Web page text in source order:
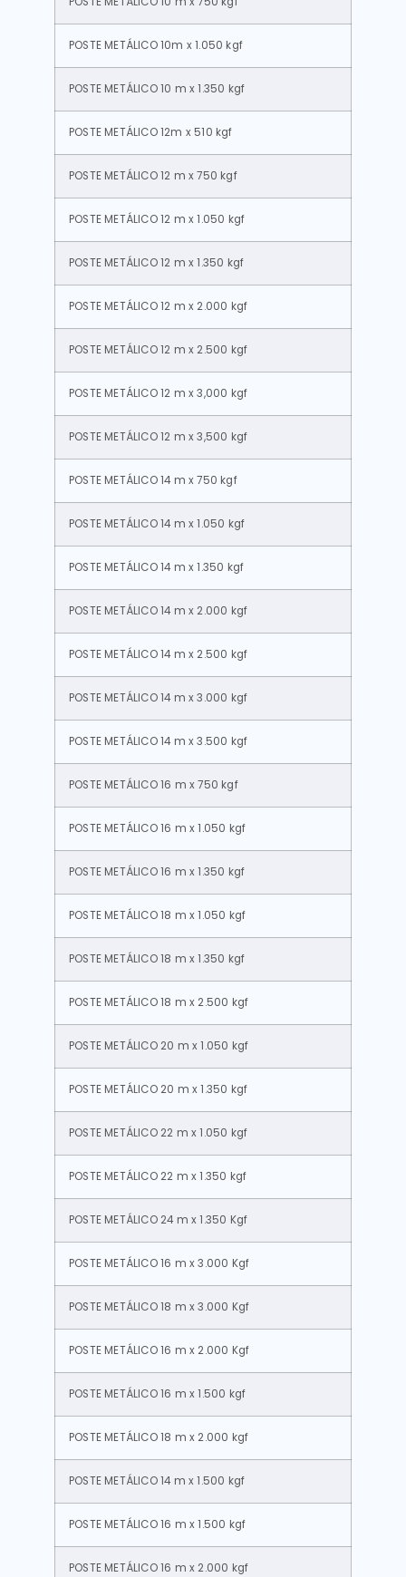
POSTE METÁLICO 10m x 1.050 kgf
POSTE METÁLICO 10 m x 1.350 kgf
POSTE METÁLICO 12m x 510 kgf
POSTE METÁLICO 12 m x 750 kgf
POSTE METÁLICO 12 m x 1.050 kgf
POSTE METÁLICO 12 m x 1.350 kgf
POSTE METÁLICO 12 m x 2.000 kgf
POSTE METÁLICO 12 m x 2.500 kgf
POSTE METÁLICO 12 m x 3,000 kgf
POSTE METÁLICO 12 m x 3,500 kgf
POSTE METÁLICO 14 m x 750 kgf
POSTE METÁLICO 14 m x 1.050 kgf
POSTE METÁLICO 14 m x 1.350 kgf
POSTE METÁLICO 14 m x 2.000 kgf
POSTE METÁLICO 14 m x 2.500 kgf
POSTE METÁLICO 14 m x 3.000 kgf
POSTE METÁLICO 14 m x 3.500 kgf
POSTE METÁLICO 16 m x 750 kgf
POSTE METÁLICO 16 m x 1.050 kgf
POSTE METÁLICO 16 m x 1.350 kgf
POSTE METÁLICO 18 m x 1.050 kgf
POSTE METÁLICO 18 m x 1.350 kgf
POSTE METÁLICO 18 m x 2.500 kgf
POSTE METÁLICO 20 m x 1.050 kgf
POSTE METÁLICO 20 m x 1.350 kgf
POSTE METÁLICO 22 m x 1.050 kgf
POSTE METÁLICO 22 m x 1.350 kgf
POSTE METÁLICO 24 m x 1.350 Kgf
POSTE METÁLICO 16 m x 3.000 Kgf
POSTE METÁLICO 18 m x 3.000 Kgf
POSTE METÁLICO 16 m x 2.000 Kgf
POSTE METÁLICO 16 m x 1.500 kgf
POSTE METÁLICO 18 m x 2.000 kgf
POSTE METÁLICO 14 m x 1.500 kgf
POSTE METÁLICO 16 m x 1.500 kgf
POSTE METÁLICO 16 m x 2.000 kgf